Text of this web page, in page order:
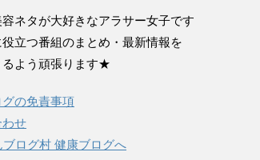
ネタが大好きなアラサー女子です
立つ番組のまとめ・最新情報を
るよう頑張ります★
グの免責事項
わせ